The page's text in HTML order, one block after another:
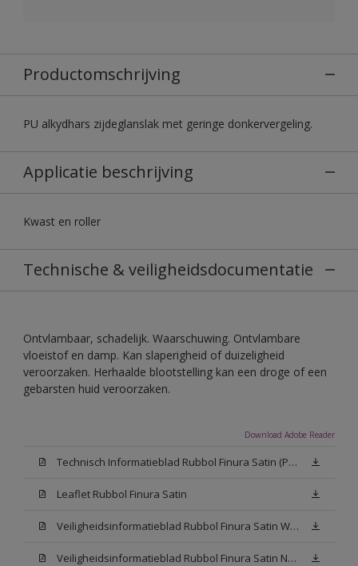
Productomschrijving
PU alkydhars zijdeglanslak met geringe donkervergeling.
Applicatie beschrijving
Kwast en roller
Technische & veiligheidsdocumentatie
Ontvlambaar, schadelijk. Waarschuwing. Ontvlambare
vloeistof en damp. Kan slaperigheid of duizeligheid
veroorzaken. Herhaalde blootstelling kan een droge of een
gebarsten huid veroorzaken.
Download Adobe Reader
Technisch Informatieblad Rubbol Finura Satin (PDF)
Leaflet Rubbol Finura Satin
Veiligheidsinformatieblad Rubbol Finura Satin W05 (MSDS)
Veiligheidsinformatieblad Rubbol Finura Satin N00 (MSDS)